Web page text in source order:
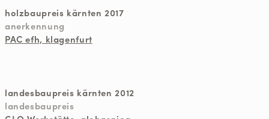
holzbaupreis kärnten 2017
anerkennung
PAC efh, klagenfurt
landesbaupreis kärnten 2012
landesbaupreis